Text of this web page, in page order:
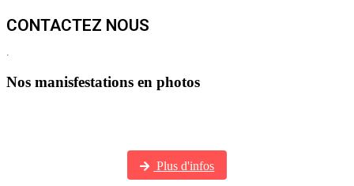
CONTACTEZ NOUS
.
Nos manisfestations en photos
Plus d'infos